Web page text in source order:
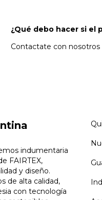
¿Qué debo hacer si el
Contactate con nosotros
indumentaria
FAIRTEX,
y diseño.
de alta calidad,
con tecnología